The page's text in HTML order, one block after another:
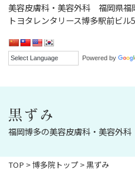
Powered by
美容皮膚科・美容外科 福岡県福
トヨタレンタリース博多駅前ビル
黒ずみ
福岡博多の美容皮膚科・美容外科
TOP >博多院トップ >黒ずみ